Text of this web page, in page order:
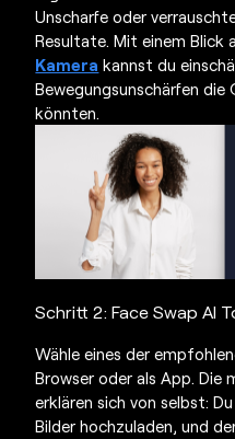
Unscharfe oder
Resultate. Mit einem Blick
Kamera kannst du
Bewegungsunschärfen
könnten.
Schritt 2:Face Swap AI
Wähle eines der
Browser oder als App. Die
erklären sich von selbst:
Bilder hochzuladen, und